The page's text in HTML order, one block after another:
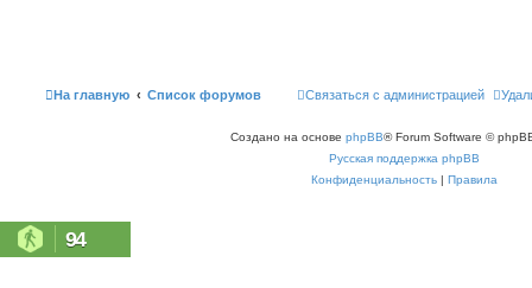
На главную Список форумов Связаться с администрацией
Создано на основе phpBB® Forum Software ©
Русская поддержка phpBB
Конфиденциальность | Правила
94